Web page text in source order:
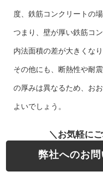
度、鉄筋コンクリートの
つまり、壁が厚い鉄筋コ
内法面積の差が大きくなり
その他にも、断熱性や耐
の厚みは異なるため、お
よいでしょう。
＼お気軽に
弊社へのお